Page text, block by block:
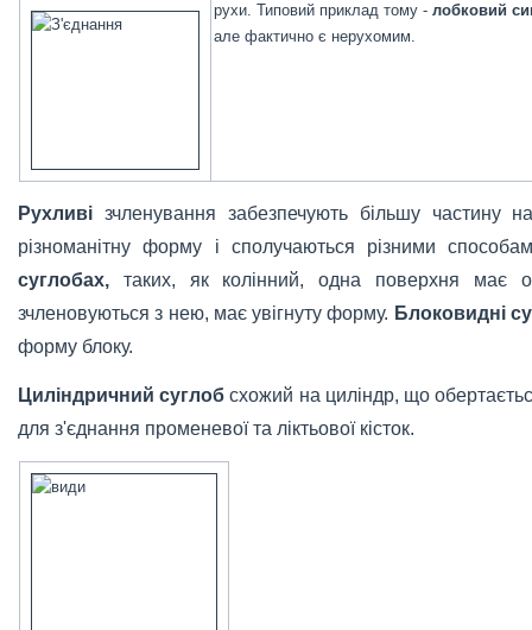
рухи. Типовий приклад тому - лобковий
але фактично є нерухомим.
Рухливі зчленування забезпечують більшу частину
різноманітну форму і сполучаються різними
суглобах, таких, як колінний, одна поверхня має
зчленовуються з нею, має увігнуту форму. Блоковидні
форму блоку.
Циліндричний суглоб схожий на циліндр, що
для з'єднання променевої та ліктьової кісток.